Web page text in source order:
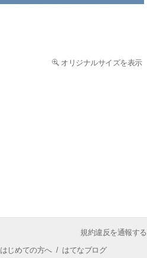
オリジナルサイズを表示
規約違反を通報する
はじめての方へ/ はてなブログ